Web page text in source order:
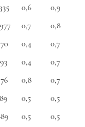
0,6
0,9
0,7
0,8
0,4
0,7
0,4
0,7
0,8
0,7
0,5
0,5
0,5
0,5